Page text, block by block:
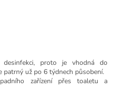
desinfekci, proto je vhodná do
patrný už po 6 týdnech působení.
zařízení přes toaletu a